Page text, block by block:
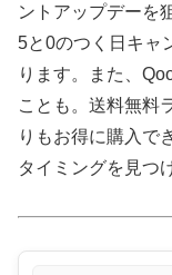
ントアップデーを
5と0のつく日キャ
ります。また、
ことも。送料無料
りもお得に購入で
タイミングを見つ